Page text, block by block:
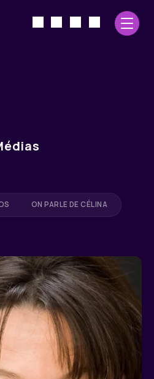
ON PARLE DE CÉLINA